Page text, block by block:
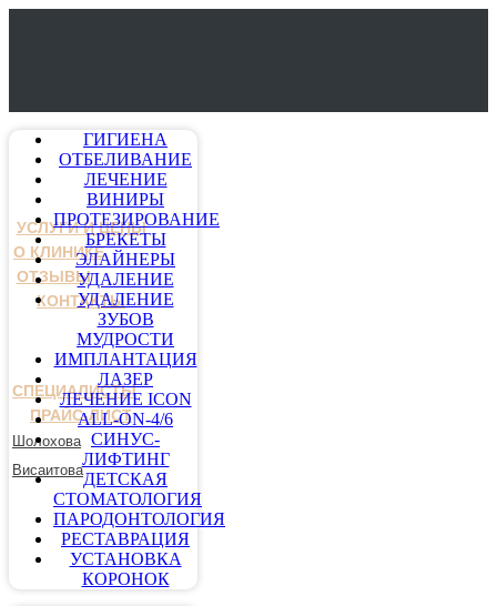
УСЛУГИ И ЦЕНЫ
О КЛИНИКЕ
ОТЗЫВЫ
КОНТАКТЫ
СПЕЦИАЛИСТЫ
ПРАЙС-ЛИСТ
Шолохова
Висаитова
ГИГИЕНА
ОТБЕЛИВАНИЕ
ЛЕЧЕНИЕ
ВИНИРЫ
ПРОТЕЗИРОВАНИЕ
БРЕКЕТЫ
ЭЛАЙНЕРЫ
УДАЛЕНИЕ
УДАЛЕНИЕ
ЗУБОВ
МУДРОСТИ
ИМПЛАНТАЦИЯ
ЛАЗЕР
ЛЕЧЕНИЕ ICON
ALL-ON-4/6
СИНУС-
ЛИФТИНГ
ДЕТСКАЯ
СТОМАТОЛОГИЯ
ПАРОДОНТОЛОГИЯ
РЕСТАВРАЦИЯ
УСТАНОВКА
КОРОНОК